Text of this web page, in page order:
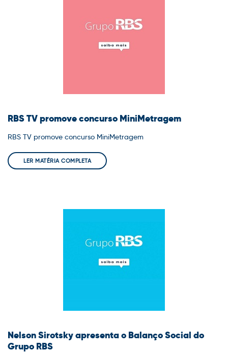
RBS TV promove concurso MiniMetragem
RBS TV promove concurso MiniMetragem
LER MATÉRIA COMPLETA
Nelson Sirotsky apresenta o Balanço Social do
Grupo RBS